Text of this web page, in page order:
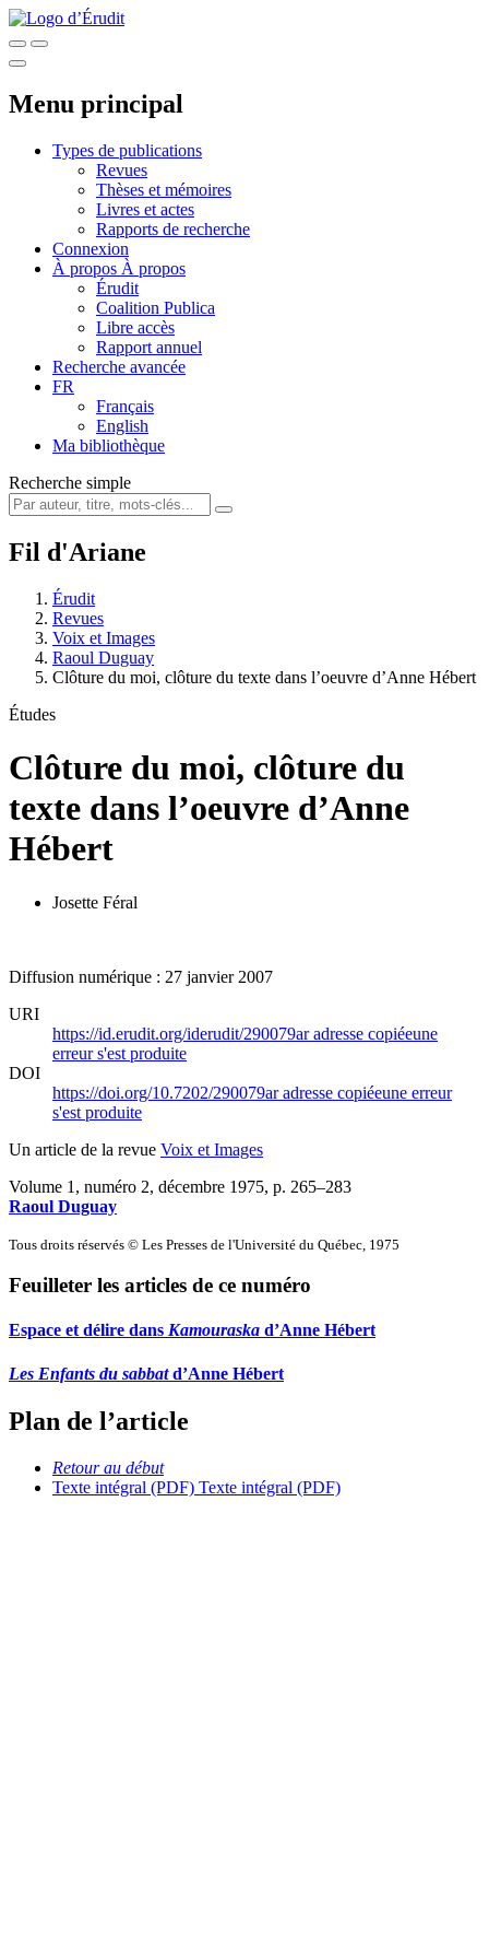
Menu principal
Types de publications
Revues
Thèses et mémoires
Livres et actes
Rapports de recherche
Connexion
À propos À propos
Érudit
Coalition Publica
Libre accès
Rapport annuel
Recherche avancée
FR
Français
English
Ma bibliothèque
Recherche simple
Fil d'Ariane
Érudit
Revues
Voix et Images
Raoul Duguay
Clôture du moi, clôture du texte dans l’oeuvre d’Anne Hébert
Études
Clôture du moi, clôture du
texte dans l’oeuvre d’Anne
Hébert
Josette Féral
Diffusion numérique : 27 janvier 2007
URI
https://id.erudit.org/iderudit/290079aradresse copiéeune
erreur s'est produite
DOI
https://doi.org/10.7202/290079aradresse copiéeune erreur
s'est produite
Un article de la revue Voix et Images
Volume 1, numéro 2, décembre 1975, p. 265–283
Raoul Duguay
Tous droits réservés © Les Presses de l'Université du Québec, 1975
Feuilleter les articles de ce numéro
Espace et délire dans Kamouraska d’Anne Hébert
Les Enfants du sabbatd’Anne Hébert
Plan de l’article
Retour au début
Texte intégral (PDF) Texte intégral (PDF)